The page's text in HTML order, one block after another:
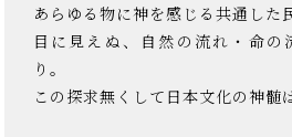
あらゆる物に神を感じる共通した
目に見えぬ、自然の流れ・命の
り。
この探求無くして日本文化の神髄